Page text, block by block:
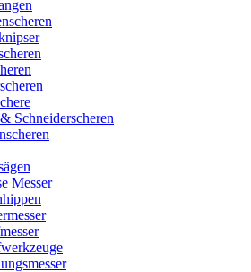
Schneiderscheren
Messer